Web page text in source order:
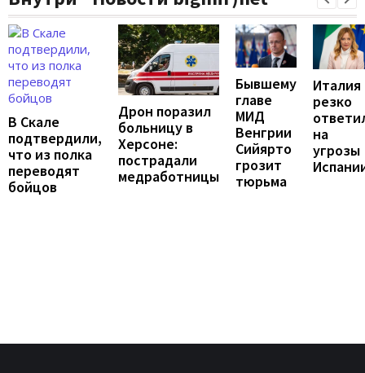
В Скале
подтвердили,
что из полка
переводят
бойцов
Дрон поразил
больницу в
Херсоне:
пострадали
медработницы
Бывшему
главе
МИД
Венгрии
Сийярто
грозит
тюрьма
Италия
резко
на
угрозы